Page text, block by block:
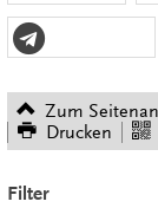
Zum
Drucken
Filter